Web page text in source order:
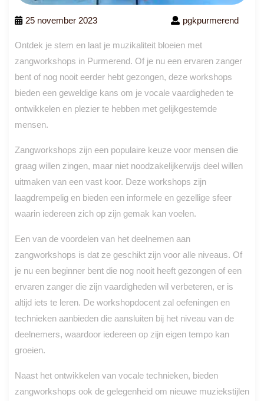
25 november 2023 pgkpurmerend
Ontdek je stem en laat je muzikaliteit bloeien met
zangworkshops in Purmerend. Of je nu een ervaren zanger
bent of nog nooit eerder hebt gezongen, deze workshops
bieden een geweldige kans om je vocale vaardigheden te
ontwikkelen en plezier te hebben met gelijkgestemde
mensen.
Zangworkshops zijn een populaire keuze voor mensen die
graag willen zingen, maar niet noodzakelijkerwijs deel willen
uitmaken van een vast koor. Deze workshops zijn
laagdrempelig en bieden een informele en gezellige sfeer
waarin iedereen zich op zijn gemak kan voelen.
Een van de voordelen van het deelnemen aan
zangworkshops is dat ze geschikt zijn voor alle niveaus. Of
je nu een beginner bent die nog nooit heeft gezongen of een
ervaren zanger die zijn vaardigheden wil verbeteren, er is
altijd iets te leren. De workshopdocent zal oefeningen en
technieken aanbieden die aansluiten bij het niveau van de
deelnemers, waardoor iedereen op zijn eigen tempo kan
groeien.
Naast het ontwikkelen van vocale technieken, bieden
zangworkshops ook de gelegenheid om nieuwe muziekstijlen